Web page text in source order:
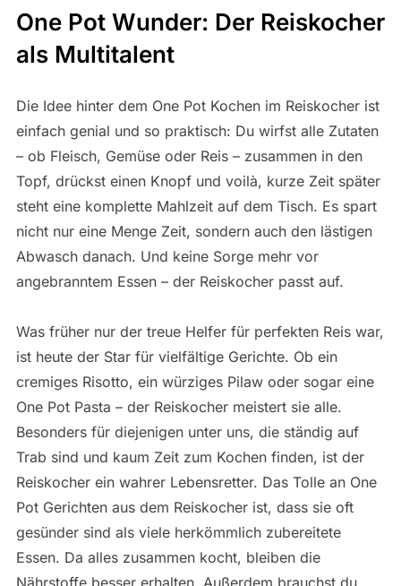
One Pot Wunder: Der Reiskocher
als Multitalent
Die Idee hinter dem One Pot Kochen im Reiskocher ist
einfach genial und so praktisch: Du wirfst alle Zutaten
– ob Fleisch, Gemüse oder Reis – zusammen in den
Topf, drückst einen Knopf und voilà, kurze Zeit später
steht eine komplette Mahlzeit auf dem Tisch. Es spart
nicht nur eine Menge Zeit, sondern auch den lästigen
Abwasch danach. Und keine Sorge mehr vor
angebranntem Essen – der Reiskocher passt auf.
Was früher nur der treue Helfer für perfekten Reis war,
ist heute der Star für vielfältige Gerichte. Ob ein
cremiges Risotto, ein würziges Pilaw oder sogar eine
One Pot Pasta – der Reiskocher meistert sie alle.
Besonders für diejenigen unter uns, die ständig auf
Trab sind und kaum Zeit zum Kochen finden, ist der
Reiskocher ein wahrer Lebensretter. Das Tolle an One
Pot Gerichten aus dem Reiskocher ist, dass sie oft
gesünder sind als viele herkömmlich zubereitete
Essen. Da alles zusammen kocht, bleiben die
Nährstoffe besser erhalten. Außerdem brauchst du